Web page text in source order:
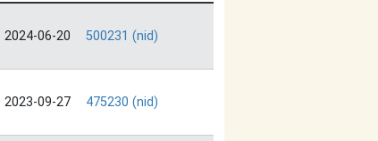
2024-06-20 500231 (nid)
2023-09-27 475230 (nid)